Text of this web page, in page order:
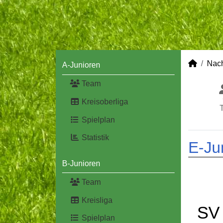
A-Junioren
Team
Kreisoberliga
Spielplan
Statistik
B-Junioren
Team
Kreisliga
Spielplan
E-